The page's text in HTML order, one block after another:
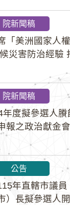
院新聞稿
「美洲國家人
災害防治經驗
院新聞稿
年度擬參選人賸
報之政治獻金
公告
年直轄市議
）長擬參選人